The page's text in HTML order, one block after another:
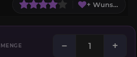
+ Wunschliste
MENGE − +